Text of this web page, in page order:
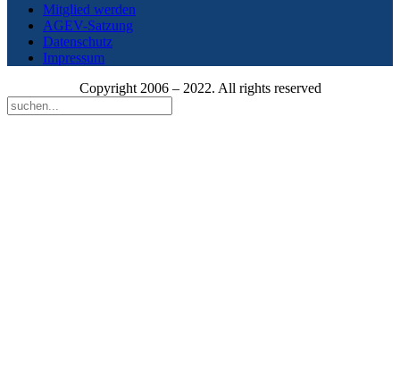
Mitglied werden
AGEV-Satzung
Datenschutz
Impressum
Copyright 2006 – 2022. All rights reserved